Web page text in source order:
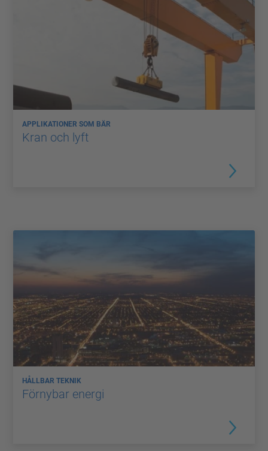
APPLIKATIONER SOM BÄR
Kran och lyft
HÅLLBAR TEKNIK
Förnybar energi